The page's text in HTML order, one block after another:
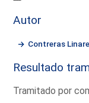
Autor
Contreras
Resultado
Tramitado por